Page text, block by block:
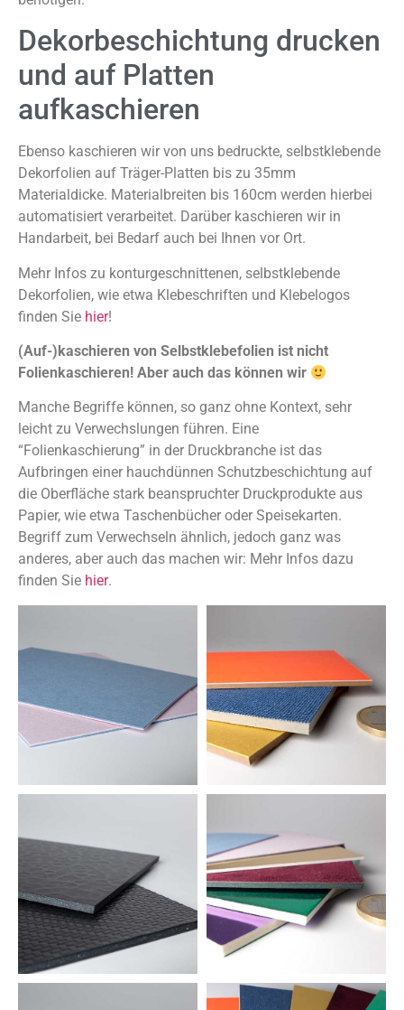
Dekorbeschichtung drucken
und auf Platten
aufkaschieren
Ebenso kaschieren wir von uns bedruckte, selbstklebende
Dekorfolien auf Träger-Platten bis zu 35mm
Materialdicke. Materialbreiten bis 160cm werden hierbei
automatisiert verarbeitet. Darüber kaschieren wir in
Handarbeit, bei Bedarf auch bei Ihnen vor Ort.
Mehr Infos zu konturgeschnittenen, selbstklebende
Dekorfolien, wie etwa Klebeschriften und Klebelogos
finden Sie hier!
(Auf-)kaschieren von Selbstklebefolien ist nicht
Folienkaschieren! Aber auch das können wir
Manche Begriffe können, so ganz ohne Kontext, sehr
leicht zu Verwechslungen führen. Eine
“Folienkaschierung” in der Druckbranche ist das
Aufbringen einer hauchdünnen Schutzbeschichtung auf
die Oberfläche stark beanspruchter Druckprodukte aus
Papier, wie etwa Taschenbücher oder Speisekarten.
Begriff zum Verwechseln ähnlich, jedoch ganz was
anderes, aber auch das machen wir: Mehr Infos dazu
finden Sie hier.